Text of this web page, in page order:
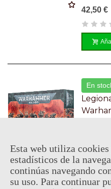
42,50 €
En
Esta web utiliza cookies
estadísticos de la
continúas navegando
su uso. Para continuar